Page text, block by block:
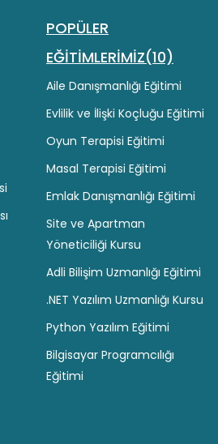
POPÜLER
EĞİTİMLERİMİZ(10)
Aile Danışmanlığı Eğitimi
Evlilik ve İlişki Koçluğu Eğitimi
Oyun Terapisi Eğitimi
Masal Terapisi Eğitimi
Emlak Danışmanlığı Eğitimi
Site ve Apartman
Yöneticiliği Kursu
Adli Bilişim Uzmanlığı Eğitimi
.NET Yazılım Uzmanlığı Kursu
Python Yazılım Eğitimi
Bilgisayar Programcılığı
Eğitimi